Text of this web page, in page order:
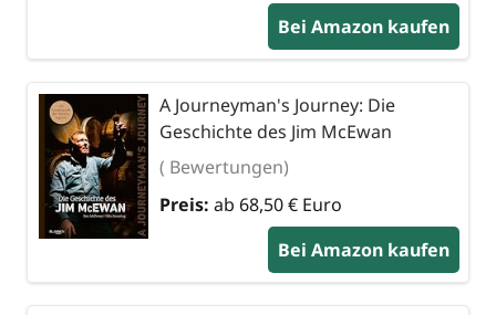
Bei Amazon kaufen
A Journeyman's Journey: Die
Geschichte des Jim McEwan
( Bewertungen)
Preis: ab 68,50 € Euro
Bei Amazon kaufen